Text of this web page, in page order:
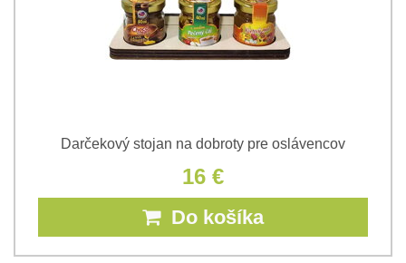
Darčekový stojan na dobroty pre oslávencov
16 €
Do košíka